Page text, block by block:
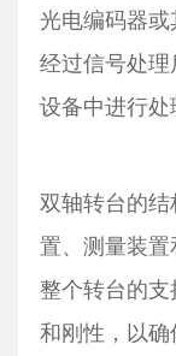
光电编码器
经过信号处
设备中进行处
双轴转台的
置、测量装
整个转台的
和刚性，以